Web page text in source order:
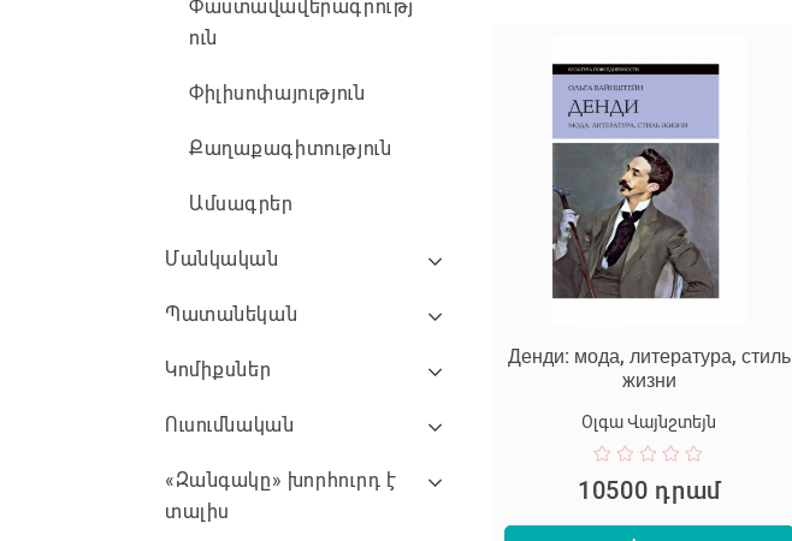
Փաստավավերագրությ
ուն
Փիլիսոփայություն
Քաղաքագիտություն
Ամսագրեր
Մանկական
Պատանեկան
Կոմիքսներ
Ուսումնական
«Զանգակը» խորհուրդ է
տալիս
Денди: мода, литература, стиль
жизни
Օլգա Վայնշտեյն
10500 դրամ